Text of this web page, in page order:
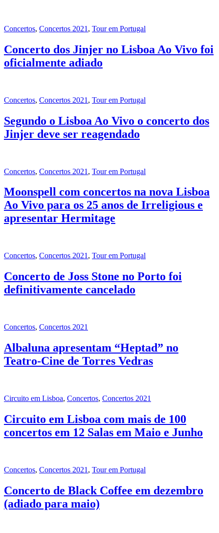
Concertos, Concertos 2021 , Tour em Portugal
Concerto dos Jinjer no Lisboa Ao Vivo foi
oficialmente adiado
Concertos, Concertos 2021 , Tour em Portugal
Segundo o Lisboa Ao Vivo o concerto dos
Jinjer deve ser reagendado
Concertos, Concertos 2021 , Tour em Portugal
Moonspell com concertos na nova Lisboa
Ao Vivo para os 25 anos de Irreligious e
apresentar Hermitage
Concertos, Concertos 2021 , Tour em Portugal
Concerto de Joss Stone no Porto foi
definitivamente cancelado
Concertos, Concertos 2021
Albaluna apresentam “Heptad” no
Teatro-Cine de Torres Vedras
Circuito em Lisboa, Concertos, Concertos 2021
Circuito em Lisboa com mais de 100
concertos em 12 Salas em Maio e Junho
Concertos, Concertos 2021 , Tour em Portugal
Concerto de Black Coffee em dezembro
(adiado para maio)